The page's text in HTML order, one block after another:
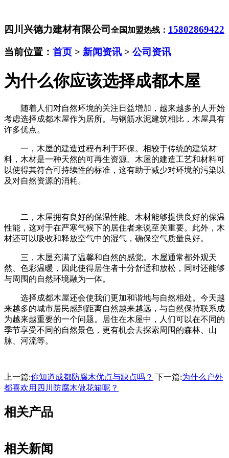
四川兴德力建材有限公司 全国加盟热线： 15802869422
当前位置： 首页 > 新闻资讯 > 公司资讯
为什么你应该选择成都木屋
随着人们对自然环境的关注日益增加，越来越多的人开始
考虑选择成都木屋作为居所。与钢筋水泥建筑相比，木屋具有
许多优点。
一，木屋的建造过程有利于环保。相较于传统的建筑材
料，木材是一种天然的可再生资源。木屋的建造工艺和材料可
以使得其符合可持续性的标准，这有助于减少对环境的污染以
及对自然资源的消耗。
二，木屋拥有良好的保温性能。木材能够提供良好的保温
性能，这对于在严寒气候下的居住者来说至关重要。此外，木
材还可以吸收和释放空气中的湿气，确保空气质量良好。
三，木屋充满了温馨和自然的感觉。木屋通常都外观天
然、色彩温暖，因此使得居住者十分舒适和放松，同时还能够
与周围的自然环境融为一体。
选择成都木屋还会使我们更加和谐地与自然相处。今天越
来越多的城市居民感到距离自然越来越远，与自然保持联系成
为越来越重要的一个问题。居住在木屋中，人们可以在不同的
季节享受不同的自然景色，更有机会去探索周围的森林、山
脉、河流等。
上一篇:你知道成都防腐木优点与缺点吗？ 下一篇:为什么户外
都喜欢用四川防腐木做花箱呢？
相关产品
相关新闻